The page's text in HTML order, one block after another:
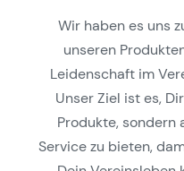
Wir haben es uns
unseren
Leidenschaft im
Unser Ziel ist es,
Produkte, sondern
Service zu bieten,